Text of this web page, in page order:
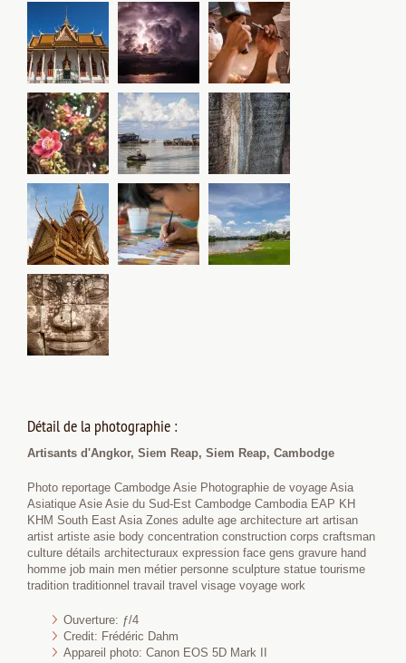
Détail de la photographie :
Artisants d'Angkor, Siem Reap, Siem Reap, Cambodge
Photo reportage Cambodge Asie Photographie de voyage Asia
Asiatique Asie Asie du Sud-Est Cambodge Cambodia EAP KH
KHM South East Asia Zones adulte age architecture art artisan
artist artiste asie body concentration construction corps craftsman
culture détails architecturaux expression face gens gravure hand
homme job main men métier personne sculpture statue tourisme
tradition traditionnel travail travel visage voyage work
Ouverture: ƒ/4
Credit: Frédéric Dahm
Appareil photo: Canon EOS 5D Mark II